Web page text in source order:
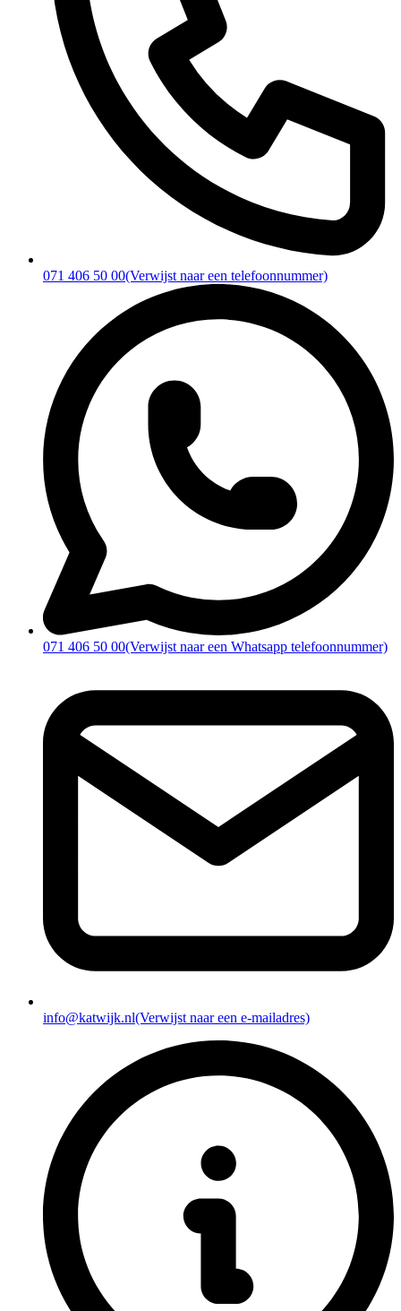
071 406 50 00(Verwijst naar een telefoonnummer)
071 406 50 00(Verwijst naar een Whatsapp telefoonnummer)
info@katwijk.nl(Verwijst naar een e-mailadres)